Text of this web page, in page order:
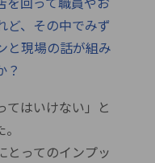
ど、その中でみず
と現場の話が組み
？
てはいけない」と
とってのインプッ